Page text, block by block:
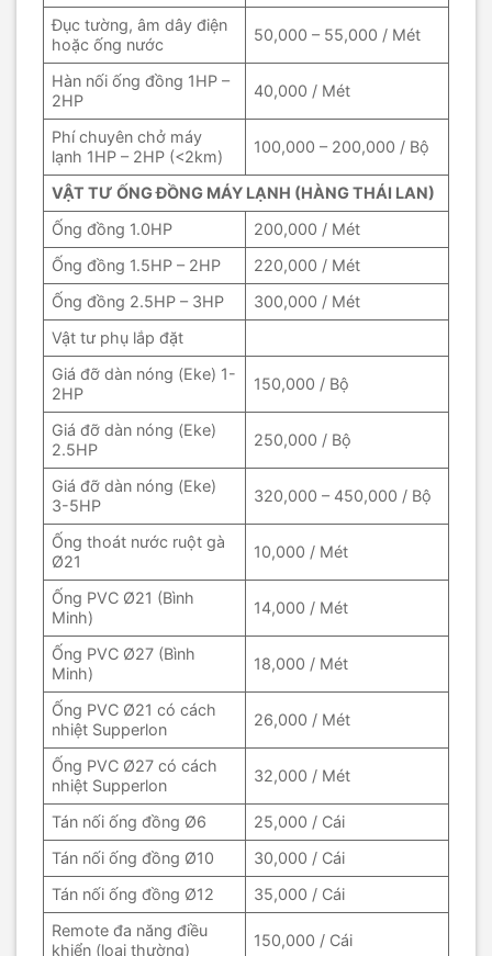
Đục tường, âm dây điện
hoặc ống nước
50,000 – 55,000 / Mét
Hàn nối ống đồng 1HP –
2HP
40,000 / Mét
Phí chuyên chở máy
lạnh 1HP – 2HP (<2km)
100,000 – 200,000 / Bộ
VẬT TƯ ỐNG ĐỒNG MÁY LẠNH (HÀNG THÁI LAN)
Ống đồng 1.0HP
200,000 / Mét
Ống đồng 1.5HP – 2HP
220,000 / Mét
Ống đồng 2.5HP – 3HP
300,000 / Mét
Vật tư phụ lắp đặt
Giá đỡ dàn nóng (Eke) 1-
2HP
150,000 / Bộ
Giá đỡ dàn nóng (Eke)
2.5HP
250,000 / Bộ
Giá đỡ dàn nóng (Eke)
3-5HP
320,000 – 450,000 / Bộ
Ống thoát nước ruột gà
Ø21
10,000 / Mét
Ống PVC Ø21 (Bình
Minh)
14,000 / Mét
Ống PVC Ø27 (Bình
Minh)
18,000 / Mét
Ống PVC Ø21 có cách
nhiệt Supperlon
26,000 / Mét
Ống PVC Ø27 có cách
nhiệt Supperlon
32,000 / Mét
Tán nối ống đồng Ø6
25,000 / Cái
Tán nối ống đồng Ø10
30,000 / Cái
Tán nối ống đồng Ø12
35,000 / Cái
Remote đa năng điều
khiển (loại thường)
150,000 / Cái